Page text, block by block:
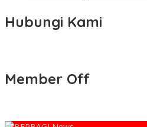
Hubungi Kami
Member Off